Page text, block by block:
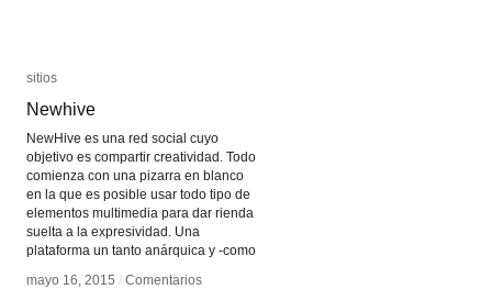
sitios
Newhive
NewHive es una red social cuyo
objetivo es compartir creatividad. Todo
comienza con una pizarra en blanco
en la que es posible usar todo tipo de
elementos multimedia para dar rienda
suelta a la expresividad. Una
plataforma un tanto anárquica y -como
mayo 16, 2015 / Comentarios
sitios
Newhive
mayo 16, 2015 / Comentarios